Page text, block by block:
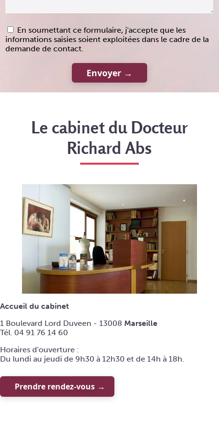
En soumettant ce formulaire, j'accepte que les
informations saisies soient exploitées dans le cadre de la
demande de contact.
Le cabinet du Docteur
Richard Abs
Accueil du cabinet
1 Boulevard Lord Duveen - 13008 Marseille
Tél. 04 91 76 14 60
Horaires d'ouverture :
Du lundi au jeudi de 9h30 à 12h30 et de 14h à 18h.
Prendre rendez-vous